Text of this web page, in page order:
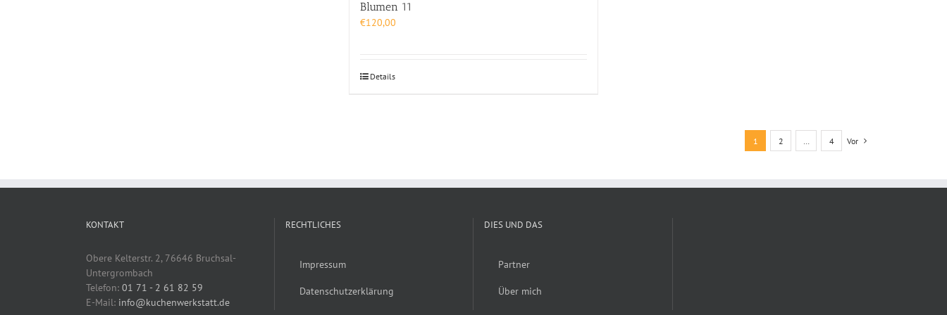
Blumen 11
€120,00
Details
1 2 4 Vor
KONTAKT
Obere Kelterstr. 2, 76646 Bruchsal-
Untergrombach
Telefon: 01 71 - 2 61 82 59
E-Mail: info@kuchenwerkstatt.de
RECHTLICHES
Impressum
Datenschutzerklärung
DIES UND DAS
Partner
Über mich